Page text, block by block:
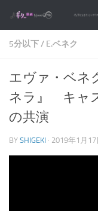
コンテンツへスキ
5分以下/ E.ベネク
エヴァ・ベネ
ネラ』 キャ
の共演
BY SHIGEKI · 2019年1月17